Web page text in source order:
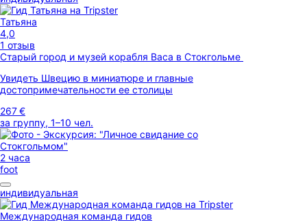
Татьяна
4,0
1 отзыв
Старый город и музей корабля Васа в Стокгольме
Увидеть Швецию в миниатюре и главные
достопримечательности ее столицы
267 €
за группу, 1–10 чел.
2 часа
foot
индивидуальная
Международная команда гидов